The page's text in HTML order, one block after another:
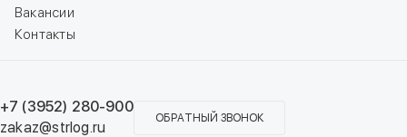
Вакансии
Контакты
+7 (3952) 280-900
zakaz@strlog.ru
ОБРАТНЫЙ ЗВОНОК